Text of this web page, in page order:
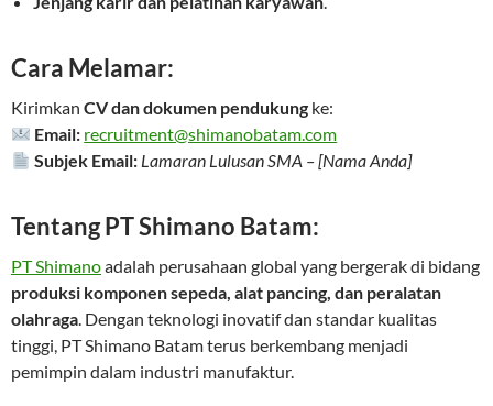
Cara Melamar:
Kirimkan CV dan dokumen pendukung ke:
Email: recruitment@shimanobatam.com
Subjek Email: Lamaran Lulusan SMA – [Nama Anda]
Tentang PT Shimano Batam:
PT Shimanoadalah perusahaan global yang bergerak di bidang
produksi komponen sepeda, alat pancing, dan peralatan
olahraga. Dengan teknologi inovatif dan standar kualitas
tinggi, PT Shimano Batam terus berkembang menjadi
pemimpin dalam industri manufaktur.